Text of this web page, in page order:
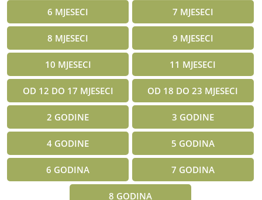
6 MJESECI 7 MJESECI
8 MJESECI 9 MJESECI
10 MJESECI 11 MJESECI
OD 12 DO 17 MJESECI OD 18 DO 23 MJESECI
2 GODINE 3 GODINE
4 GODINE 5 GODINA
6 GODINA 7 GODINA
8 GODINA